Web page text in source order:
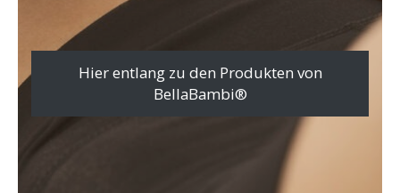
Hier entlang zu den Produkten von
BellaBambi®